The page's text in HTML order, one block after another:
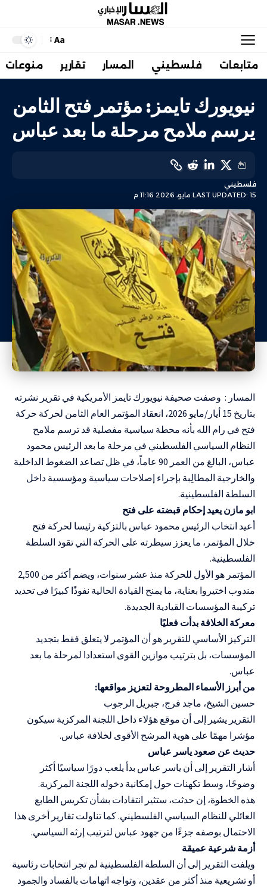
Aa
متابعات فلسطيني المسار تقارير منوعات
نيويورك تايمز: مؤتمر فتح الثامن
يرسم ملامح مرحلة ما بعد عباس
LAST UPDATED: 15 مايو، 2026 11:16 م
فلسطيني
المسار : وصفت صحيفة نيويورك تايمز الأمريكية في تقرير نشرته
بتاريخ 15 أيار/مايو 2026، انعقاد المؤتمر العام الثامن لحركة حركة
فتح في رام الله بأنه محطة سياسية مفصلية قد ترسم ملامح
النظام السياسي الفلسطيني في مرحلة ما بعد الرئيس محمود
عباس، البالغ من العمر 90 عاماً، في ظل تصاعد الضغوط الداخلية
والخارجية المطالِبة بإجراء إصلاحات سياسية ومؤسسية داخل
السلطة الفلسطينية.
ابو مازن يعيد إحكام قبضته على فتح
أعيد انتخاب الرئيس محمود عباس بالتزكية رئيسا لحركة فتح
خلال المؤتمر، ما يعزز سيطرته على الحركة التي تقود السلطة
الفلسطينية.
المؤتمر هو الأول للحركة منذ عشر سنوات، ويضم أكثر من 2,500
مندوب اختيروا بعناية، ما يمنح القيادة الحالية نفوذًا كبيرًا في تحديد
تركيبة المؤسسات القيادية الجديدة.
معركة الخلافة بدأت فعليًا
التركيز الأساسي للتقرير هو أن المؤتمر لا يتعلق فقط بتجديد
المؤسسات، بل بترتيب موازين القوى استعدادا لمرحلة ما بعد
عباس.
من أبرز الأسماء المطروحة لتعزيز مواقعها:
حسين الشيخ، ماجد فرج، جبريل الرجوب
التقرير يشير إلى أن موقع هؤلاء داخل اللجنة المركزية سيكون
مؤشرا مهمًا على هوية المرشح الأقوى لخلافة عباس.
حديث عن صعود ياسر عباس
أشار التقرير إلى أن ياسر عباس بدأ يلعب دورًا سياسيًا أكثر
وضوحًا، وسط تكهنات حول إمكانية دخوله اللجنة المركزية.
هذه الخطوة، إن حدثت، ستثير انتقادات بشأن تكريس الطابع
العائلي للنظام السياسي الفلسطيني. كما تناولت تقارير أخرى هذا
الاحتمال بوصفه جزءًا من جهود عباس لترتيب إرثه السياسي.
أزمة شرعية عميقة
ويلفت التقرير إلى أن السلطة الفلسطينية لم تجر انتخابات رئاسية
أو تشريعية منذ أكثر من عقدين، وتواجه اتهامات بالفساد والجمود